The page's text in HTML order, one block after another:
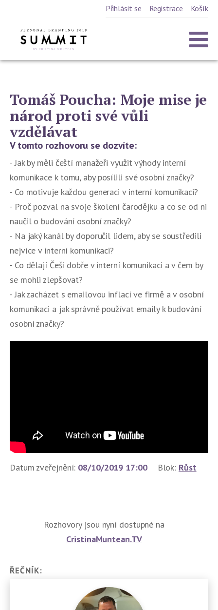
Přihlásit se Registrace Košík
Datum zveřejnění: 08/10/2019 17:00 Blok: Růst
Tomáš Poucha: Moje mise je
národ proti své vůli
vzdělávat
V tomto rozhovoru se dozvíte:
- Jak by měli čeští manažeři využit výhody interní
komunikace k tomu, aby posílili své osobní značky?
- Co motivuje každou generaci v interní komunikaci?
- Proč pozval na svoje školení čarodějku a co se od ni
naučil o budování osobní značky?
- Na jaký kanál by doporučil lidem, aby se soustředili
nejvíce v interní komunikaci?
- Co dělají Češi dobře v interní komunikaci a v čem by
se mohli zlepšovat?
- Jak zacházet s emailovou inflací ve firmě a v osobní
komunikaci a jak správně používat emaily k budování
osobní značky?
Rozhovory jsou nyní dostupné na
CristinaMuntean.TV
ŘEČNÍK: